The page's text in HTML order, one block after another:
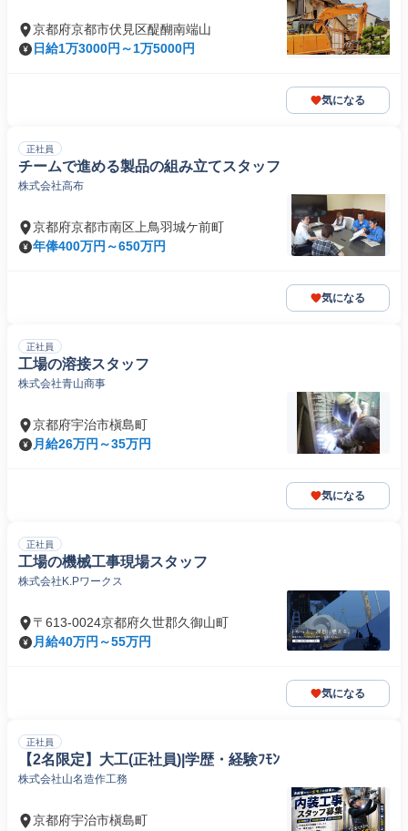
京都府京都市伏見区醍醐南端山
日給1万3000円～1万5000円
気になる
正社員
チームで進める製品の組み立てスタッフ
株式会社高布
京都府京都市南区上鳥羽城ケ前町
年俸400万円～650万円
気になる
正社員
工場の溶接スタッフ
株式会社青山商事
京都府宇治市槇島町
月給26万円～35万円
気になる
正社員
工場の機械工事現場スタッフ
株式会社K.Pワークス
〒613-0024京都府久世郡久御山町
月給40万円～55万円
気になる
正社員
【2名限定】大工(正社員)|学歴・経験ﾌﾓﾝ
株式会社山名造作工務
京都府宇治市槇島町